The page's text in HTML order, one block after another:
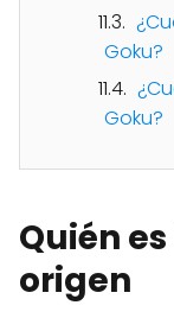
Goku?
Goku?
Quién
origen